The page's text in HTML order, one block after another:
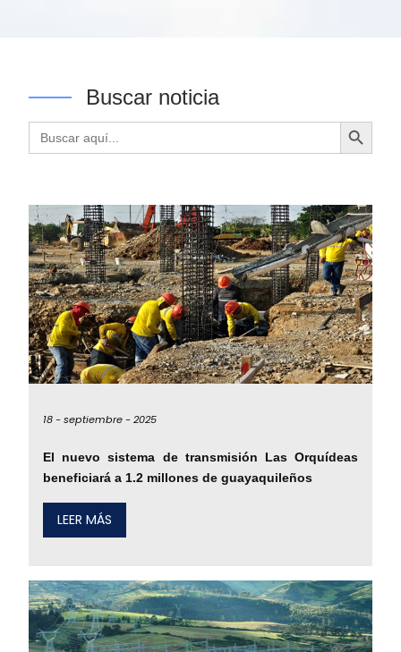
Buscar noticia
Buscar: Botón de búsqueda
18 -septiembre -2025
El nuevo sistema de transmisión Las Orquídeas
beneficiará a 1.2 millones de guayaquileños
LEER MÁS